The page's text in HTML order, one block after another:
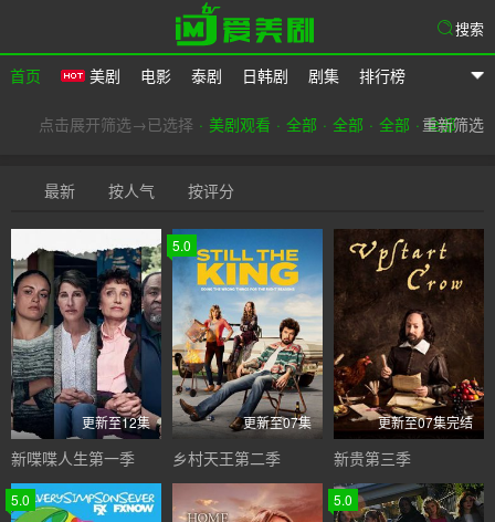
爱美剧
首页 美剧 电影 泰剧 日韩剧 剧集 排行榜
搜索
点击展开筛选→已选择 美剧观看 全部 全部 全部 全部
重新筛选
最新 按人气 按评分
更新至12集
新喋喋人生第一季
5.0
更新至07集
乡村天王第二季
更新至07集完结
新贵第三季
5.0 5.0